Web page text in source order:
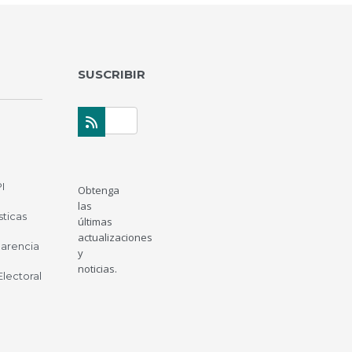
SUSCRIBIR
Obtenga
las
últimas
actualizaciones
y
noticias.